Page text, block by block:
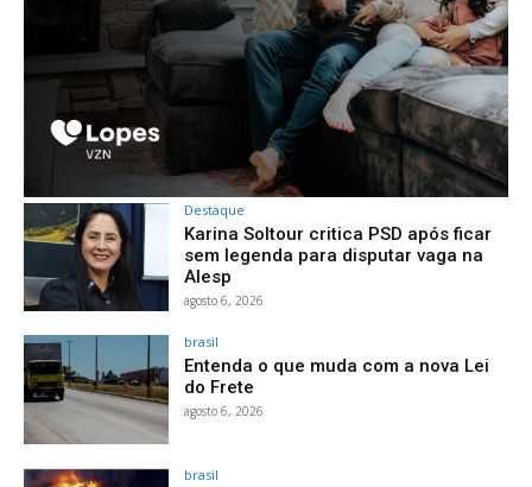
Destaque
Karina Soltour critica PSD após ficar
sem legenda para disputar vaga na
Alesp
agosto 6, 2026
brasil
Entenda o que muda com a nova Lei
do Frete
agosto 6, 2026
brasil